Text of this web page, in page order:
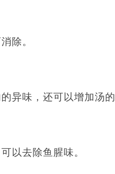
除。
异味，还可以增加汤的
以去除鱼腥味。